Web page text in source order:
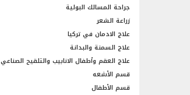
جراحة المسالك البولية
زراعة الشعر
علاج الادمان في تركيا
علاج السمنة والبدانة
علاج العقم وأطفال الانابيب والتلقيح الصناعي
قسم الأشعه
قسم الأطفال